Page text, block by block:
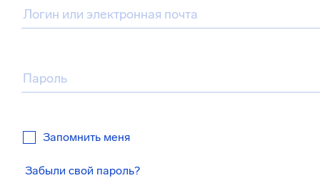
Запомнить меня
Забыли свой пароль?